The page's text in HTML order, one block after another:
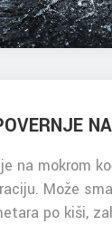
na mokrom
Može
po kiši,